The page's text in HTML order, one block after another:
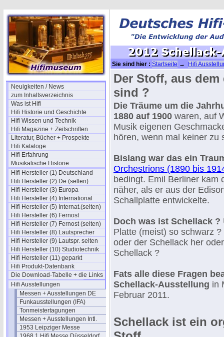
Neuigkeiten / News
zum Inhaltsverzeichnis
Was ist Hifi
Hifi Historie und Geschichte
Hifi Wissen und Technik
Hifi Magazine + Zeitschriften
Literatur, Bücher + Prospekte
Hifi Kataloge
Hifi Erfahrung
Musikalische Historie
Hifi Hersteller (1) Deutschland
Hifi Hersteller (2) De (selten)
Hifi Hersteller (3) Europa
Hifi Hersteller (4) International
Hifi Hersteller (5) Internat.(selten)
Hifi Hersteller (6) Fernost
Hifi Hersteller (7) Fernost (selten)
Hifi Hersteller (8) Lautsprecher
Hifi Hersteller (9) Lautspr. selten
Hifi Hersteller (10) Studiotechnik
Hifi Hersteller (11) geparkt
Hifi Produkt-Datenbank
Die Download-Tabelle + die Links
Hifi Ausstellungen
Messen + Ausstellungen DE
Funkausstellungen (IFA)
Tonmeistertagungen
Messen + Ausstellungen Intl.
1953 Leipziger Messe
Sie sind hier : Startseite → Hifi
Der Stoff, aus dem
sind ?
Die Träume um die
1880 auf 1900 waren, auf
Musik eigenen
hören, wenn mal keiner zu
Bislang war das ein
Orchestrions (1890 bis
bedingt. Emil Berliner kam
näher, als er aus der
Schallplatte entwickelte.
Doch was ist Schellack ?
Platte (meist) so schwarz
oder der Schellack her
Schellack ?
Fats alle diese Fragen
Schellack-Ausstellung in
Februar 2011.
Schellack ist ein